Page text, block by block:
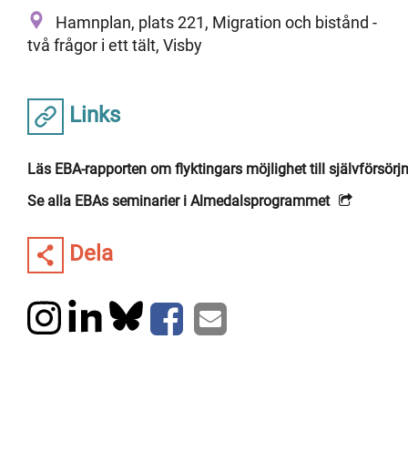
Hamnplan, plats 221, Migration och bistånd -
två frågor i ett tält, Visby
Links
Läs EBA-rapporten om flyktingars möjlighet till
Se alla EBAs seminarier i Almedalsprogrammet
Dela